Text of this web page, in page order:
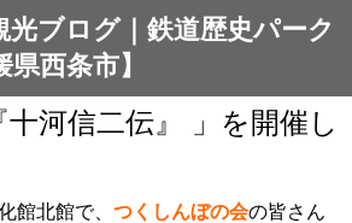
ブログ｜鉄道歴史パーク
西条市】
十河信二伝』 」を開催し
館北館で、 つくしんぼの会の皆さん